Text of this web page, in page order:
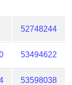
52748244
53494622
53598038